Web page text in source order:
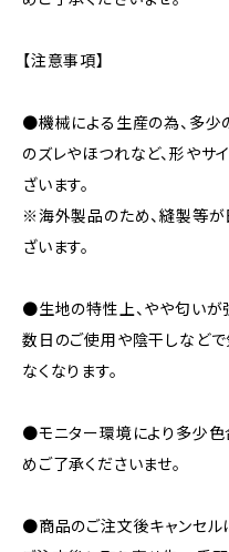
【注意事項】
●機械による生産の為、多少
のズレやほつれなど、形や
ざいます。
※海外製品のため、縫製等
ざいます。
●生地の特性上、やや匂いが
数日のご使用や陰干しなど
なくなります。
●モニター環境により多少色
めご了承くださいませ。
●商品のご注文後キャンセル